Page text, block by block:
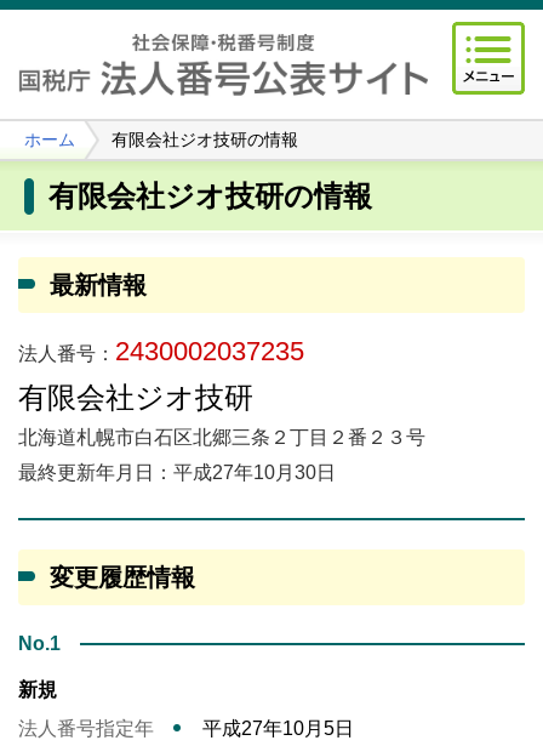
ホーム 有限会社ジオ技研の情報
有限会社ジオ技研の情報
最新情報
法人番号： 2430002037235
有限会社ジオ技研
北海道札幌市白石区北郷三条２丁目２番２３号
最終更新年月日：平成27年10月30日
変更履歴情報
No.1
新規
法人番号指定年
平成27年10月5日